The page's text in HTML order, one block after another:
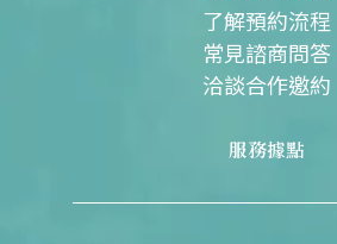
了解預約流程
常見諮商問答
洽談合作邀約
服務據點